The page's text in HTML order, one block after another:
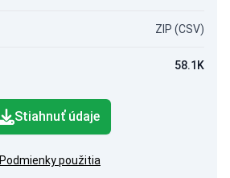
ZIP (CSV)
58.1K
Stiahnuť údaje
Podmienky použitia